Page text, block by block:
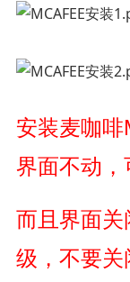
安装麦咖
界面不动，
而且界面关
级，不要